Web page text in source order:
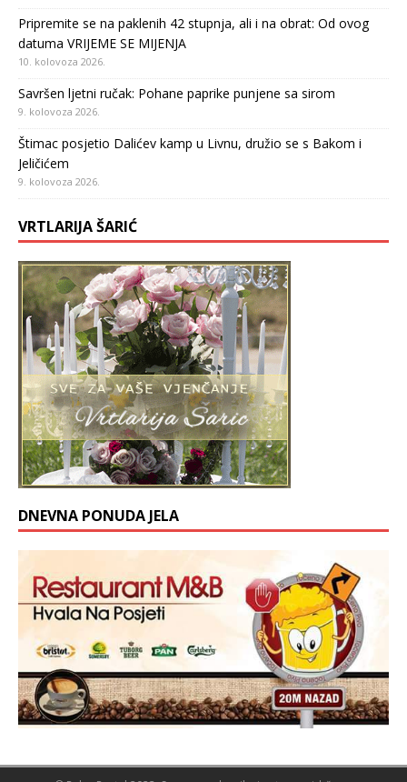
Pripremite se na paklenih 42 stupnja, ali i na obrat: Od ovog
datuma VRIJEME SE MIJENJA
10. kolovoza 2026.
Savršen ljetni ručak: Pohane paprike punjene sa sirom
9. kolovoza 2026.
Štimac posjetio Dalićev kamp u Livnu, družio se s Bakom i
Jeličićem
9. kolovoza 2026.
VRTLARIJA ŠARIĆ
DNEVNA PONUDA JELA